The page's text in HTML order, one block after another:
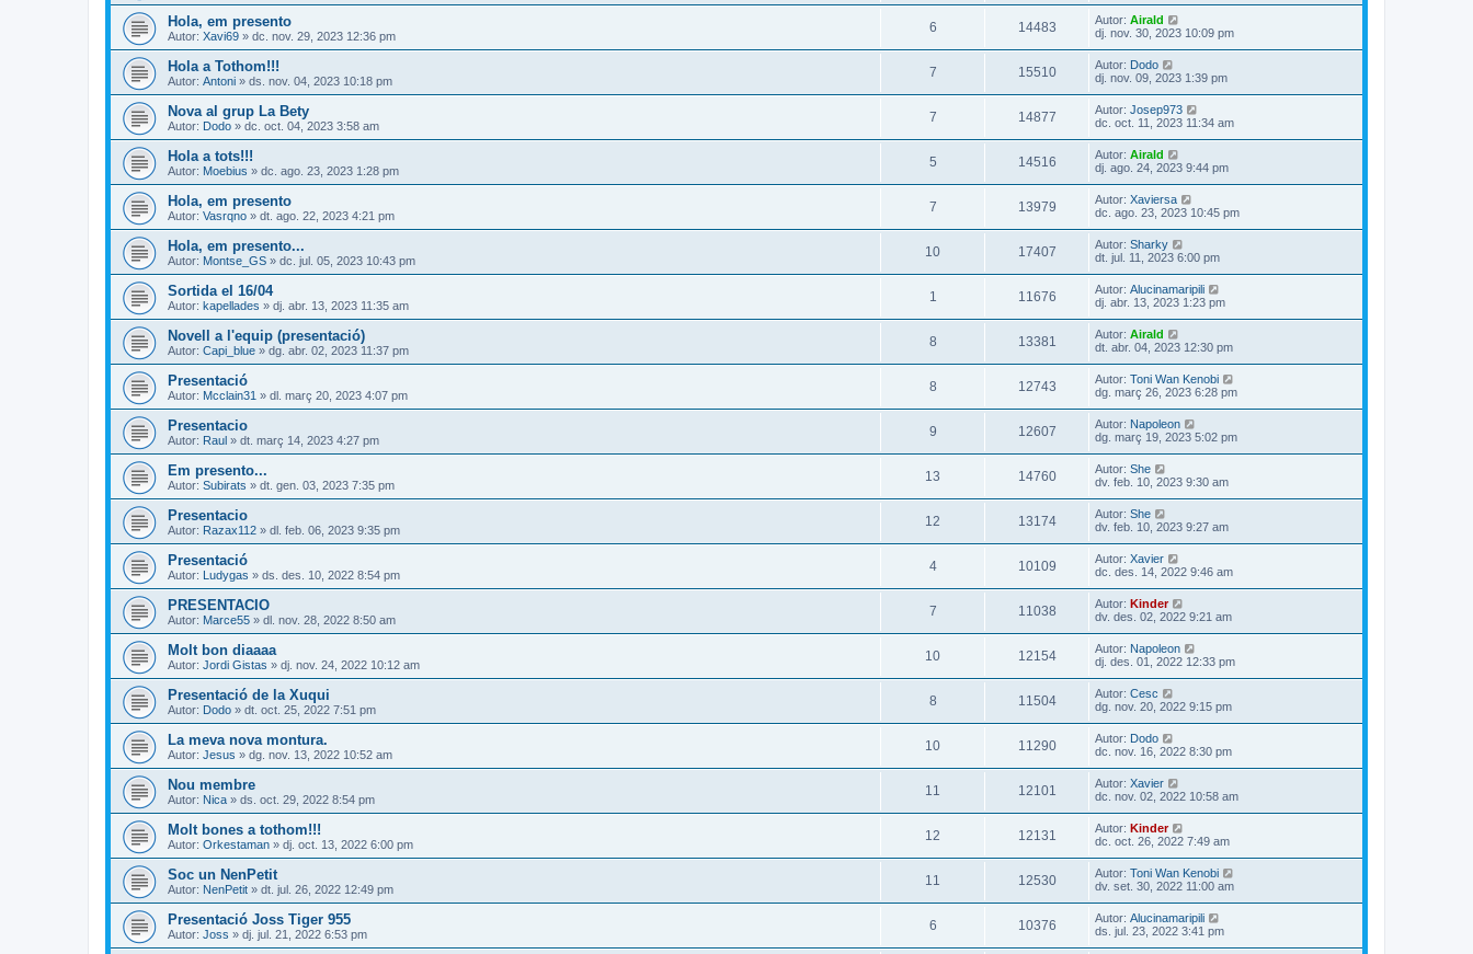
Hola, em presento
Autor: Xavi69 » dc. nov. 29, 2023 12:36 pm
6 14483 Autor: Airald
dj. nov. 30, 2023 10:09 pm
Hola a Tothom!!!
Autor: Antoni » ds. nov. 04, 2023 10:18 pm
7 15510 Autor: Dodo
dj. nov. 09, 2023 1:39 pm
Nova al grup La Bety
Autor: Dodo » dc. oct. 04, 2023 3:58 am
7 14877 Autor: Josep973
dc. oct. 11, 2023 11:34 am
Hola a tots!!!
Autor: Moebius » dc. ago. 23, 2023 1:28 pm
5 14516 Autor: Airald
dj. ago. 24, 2023 9:44 pm
Hola, em presento
Autor: Vasrqno » dt. ago. 22, 2023 4:21 pm
7 13979 Autor: Xaviersa
dc. ago. 23, 2023 10:45 pm
Hola, em presento...
Autor: Montse_GS » dc. jul. 05, 2023 10:43 pm
10 17407 Autor: Sharky
dt. jul. 11, 2023 6:00 pm
Sortida el 16/04
Autor: kapellades » dj. abr. 13, 2023 11:35 am
1 11676 Autor: Alucinamaripili
dj. abr. 13, 2023 1:23 pm
Novell a l'equip (presentació)
Autor: Capi_blue » dg. abr. 02, 2023 11:37 pm
8 13381 Autor: Airald
dt. abr. 04, 2023 12:30 pm
Presentació
Autor: Mcclain31 » dl. març 20, 2023 4:07 pm
8 12743 Autor: Toni Wan Kenobi
dg. març 26, 2023 6:28 pm
Presentacio
Autor: Raul » dt. març 14, 2023 4:27 pm
9 12607 Autor: Napoleon
dg. març 19, 2023 5:02 pm
Em presento...
Autor: Subirats » dt. gen. 03, 2023 7:35 pm
13 14760 Autor: She
dv. feb. 10, 2023 9:30 am
Presentacio
Autor: Razax112 » dl. feb. 06, 2023 9:35 pm
12 13174 Autor: She
dv. feb. 10, 2023 9:27 am
Presentació
Autor: Ludygas » ds. des. 10, 2022 8:54 pm
4 10109 Autor: Xavier
dc. des. 14, 2022 9:46 am
PRESENTACIO
Autor: Marce55 » dl. nov. 28, 2022 8:50 am
7 11038 Autor: Kinder
dv. des. 02, 2022 9:21 am
Molt bon diaaaa
Autor: Jordi Gistas » dj. nov. 24, 2022 10:12 am
10 12154 Autor: Napoleon
dj. des. 01, 2022 12:33 pm
Presentació de la Xuqui
Autor: Dodo » dt. oct. 25, 2022 7:51 pm
8 11504 Autor: Cesc
dg. nov. 20, 2022 9:15 pm
La meva nova montura.
Autor: Jesus » dg. nov. 13, 2022 10:52 am
10 11290 Autor: Dodo
dc. nov. 16, 2022 8:30 pm
Nou membre
Autor: Nica » ds. oct. 29, 2022 8:54 pm
11 12101 Autor: Xavier
dc. nov. 02, 2022 10:58 am
Molt bones a tothom!!!
Autor: Orkestaman » dj. oct. 13, 2022 6:00 pm
12 12131 Autor: Kinder
dc. oct. 26, 2022 7:49 am
Soc un NenPetit
Autor: NenPetit » dt. jul. 26, 2022 12:49 pm
11 12530 Autor: Toni Wan Kenobi
dv. set. 30, 2022 11:00 am
Presentació Joss Tiger 955
Autor: Joss » dj. jul. 21, 2022 6:53 pm
6 10376 Autor: Alucinamaripili
ds. jul. 23, 2022 3:41 pm